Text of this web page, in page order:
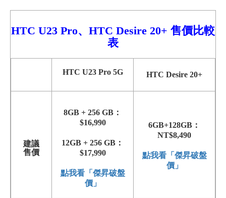
HTC U23 Pro、 HTC Desire 20+ 售價比較
表
HTC U23 Pro 5G HTC Desire 20+
建議
售價
8GB + 256 GB：
$16,990
12GB + 256 GB：
$17,990
點我看「傑昇破盤
價」
6GB+128GB：
NT$8,490
點我看「傑昇破盤
價」